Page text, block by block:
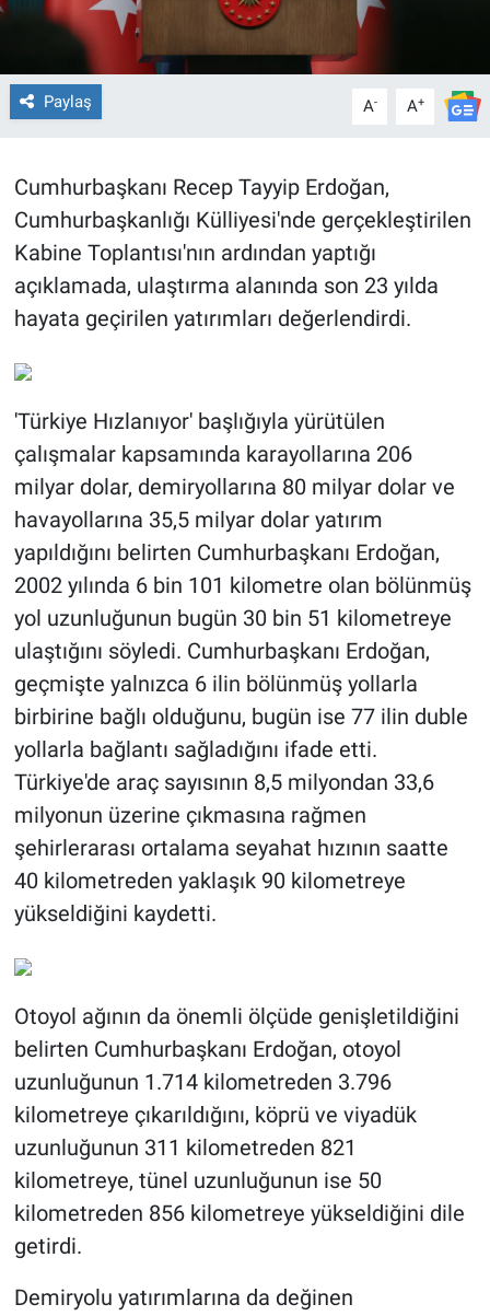
Paylaş A- A+
Cumhurbaşkanı Recep Tayyip Erdoğan,
Cumhurbaşkanlığı Külliyesi'nde gerçekleştirilen
Kabine Toplantısı'nın ardından yaptığı
açıklamada, ulaştırma alanında son 23 yılda
hayata geçirilen yatırımları değerlendirdi.
'Türkiye Hızlanıyor' başlığıyla yürütülen
çalışmalar kapsamında karayollarına 206
milyar dolar, demiryollarına 80 milyar dolar ve
havayollarına 35,5 milyar dolar yatırım
yapıldığını belirten Cumhurbaşkanı Erdoğan,
2002 yılında 6 bin 101 kilometre olan bölünmüş
yol uzunluğunun bugün 30 bin 51 kilometreye
ulaştığını söyledi. Cumhurbaşkanı Erdoğan,
geçmişte yalnızca 6 ilin bölünmüş yollarla
birbirine bağlı olduğunu, bugün ise 77 ilin duble
yollarla bağlantı sağladığını ifade etti.
Türkiye'de araç sayısının 8,5 milyondan 33,6
milyonun üzerine çıkmasına rağmen
şehirlerarası ortalama seyahat hızının saatte
40 kilometreden yaklaşık 90 kilometreye
yükseldiğini kaydetti.
Otoyol ağının da önemli ölçüde genişletildiğini
belirten Cumhurbaşkanı Erdoğan, otoyol
uzunluğunun 1.714 kilometreden 3.796
kilometreye çıkarıldığını, köprü ve viyadük
uzunluğunun 311 kilometreden 821
kilometreye, tünel uzunluğunun ise 50
kilometreden 856 kilometreye yükseldiğini dile
getirdi.
Demiryolu yatırımlarına da değinen
ÇEVRE
HABERDE İNSAN
EĞİTİM
BİLİM VE TEKNOLOJİ
Güvenlik
Bölge